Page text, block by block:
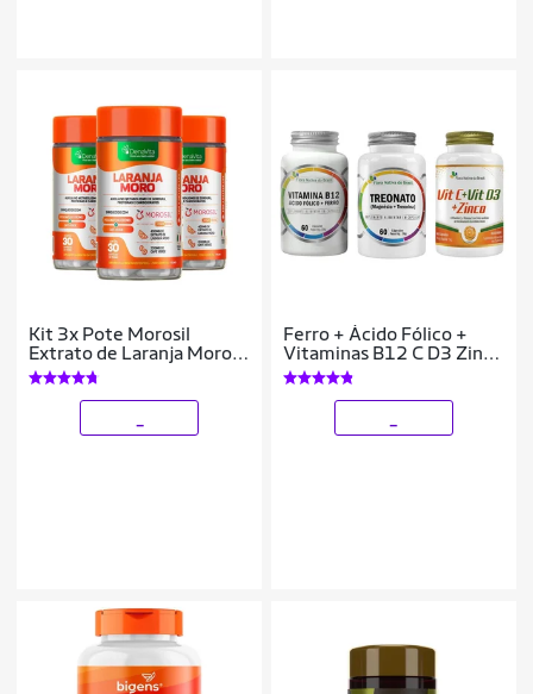
Kit 3x Pote Morosil
Extrato de Laranja Moro
Cromo Café Verde 3x1
Vegano Denavita
Ferro + Ácido Fólico +
Vitaminas B12 C D3 Zinco
+ Magnésio Treonato 60
Capsulas